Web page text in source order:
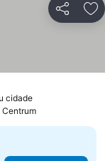
Partilhar
cidade